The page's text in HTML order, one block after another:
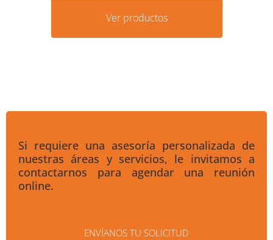
Ver productos
Si requiere una asesoría personalizada de
nuestras áreas y servicios, le invitamos a
contactarnos para agendar una reunión
online.
ENVÍANOS TU SOLICITUD